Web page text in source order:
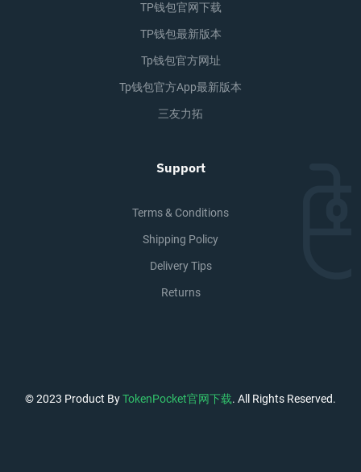
TP钱包官网下载
TP钱包最新版本
Tp钱包官方网址
Tp钱包官方app最新版本
三友力拓
Support
Terms & Conditions
Shipping Policy
Delivery Tips
Returns
© 2023 Product ByTokenPocket官网下载. All Rights Reserved.